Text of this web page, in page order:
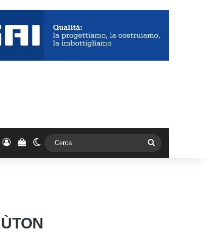
AccediVedi il carrello
Cambia aspetto